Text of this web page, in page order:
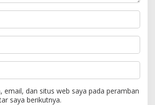
email, dan situs web saya pada peramban
saya berikutnya.